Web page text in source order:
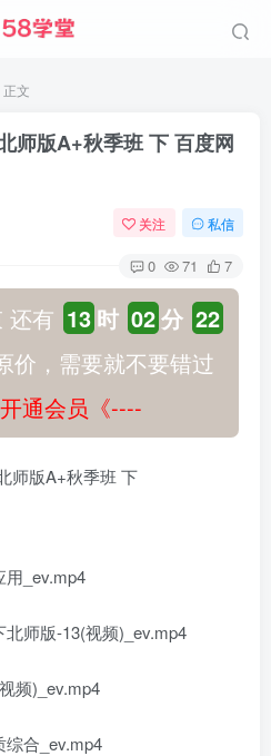
正文
师版A+秋季班 下 百度网
关注 私信
0 71 7
还有 13 时 02分 21
价，需要就不要错过
通会员《----
师版A+秋季班 下
用_ev.mp4
师版-13(视频)_ev.mp4
频)_ev.mp4
合_ev.mp4